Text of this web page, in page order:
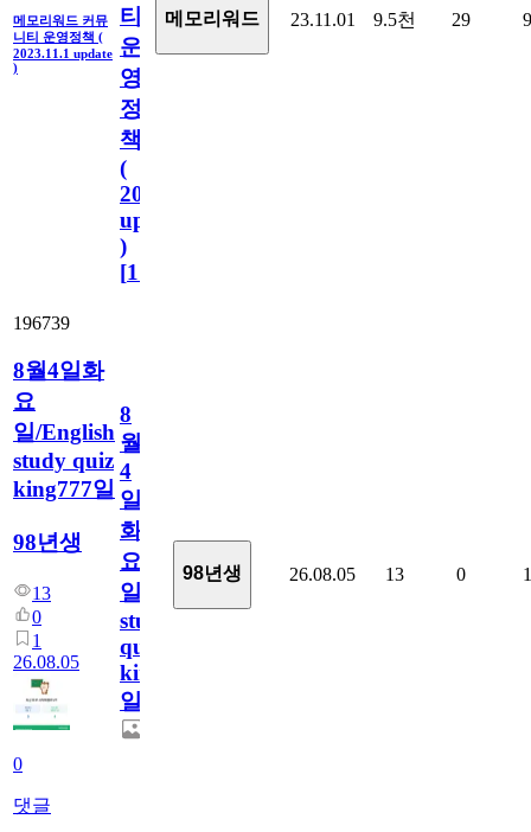
메모리워드 커뮤
니티 운영정책 (
2023.11.1 update
)
티
운
영
정
책
(
2023.11.1
update
)
[110
메모리워드 23.11.01 9.5천 29 9
196739
8월4일화
요
일/English
study quiz
king777일
98년생
13
0
1
26.08.05
0
댓글
8
월
4
일
화
요
일/English
study
quiz
king777
일
98년생 26.08.05 13 0 1